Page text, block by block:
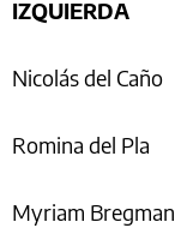
IZQUIERDA
Nicolás del Caño
Romina del Pla
Myriam Bregman